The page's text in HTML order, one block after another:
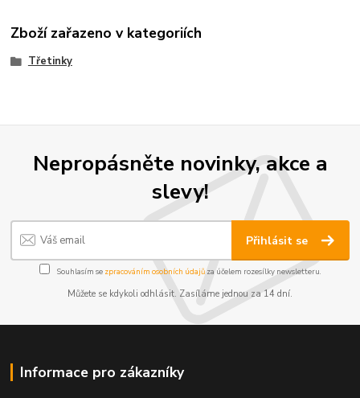
Zboží zařazeno v kategoriích
Třetinky
Nepropásněte novinky, akce a
slevy!
Přihlásit se
Souhlasím se zpracováním osobních údajůza účelem rozesílky newsletteru.
Můžete se kdykoli odhlásit. Zasíláme jednou za 14 dní.
Informace pro zákazníky